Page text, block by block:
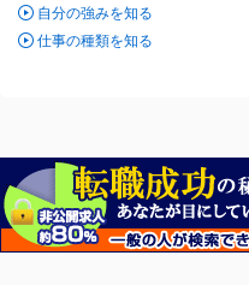
自分の強みを知る
仕事の種類を知る